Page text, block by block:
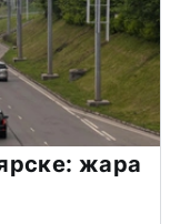
жара